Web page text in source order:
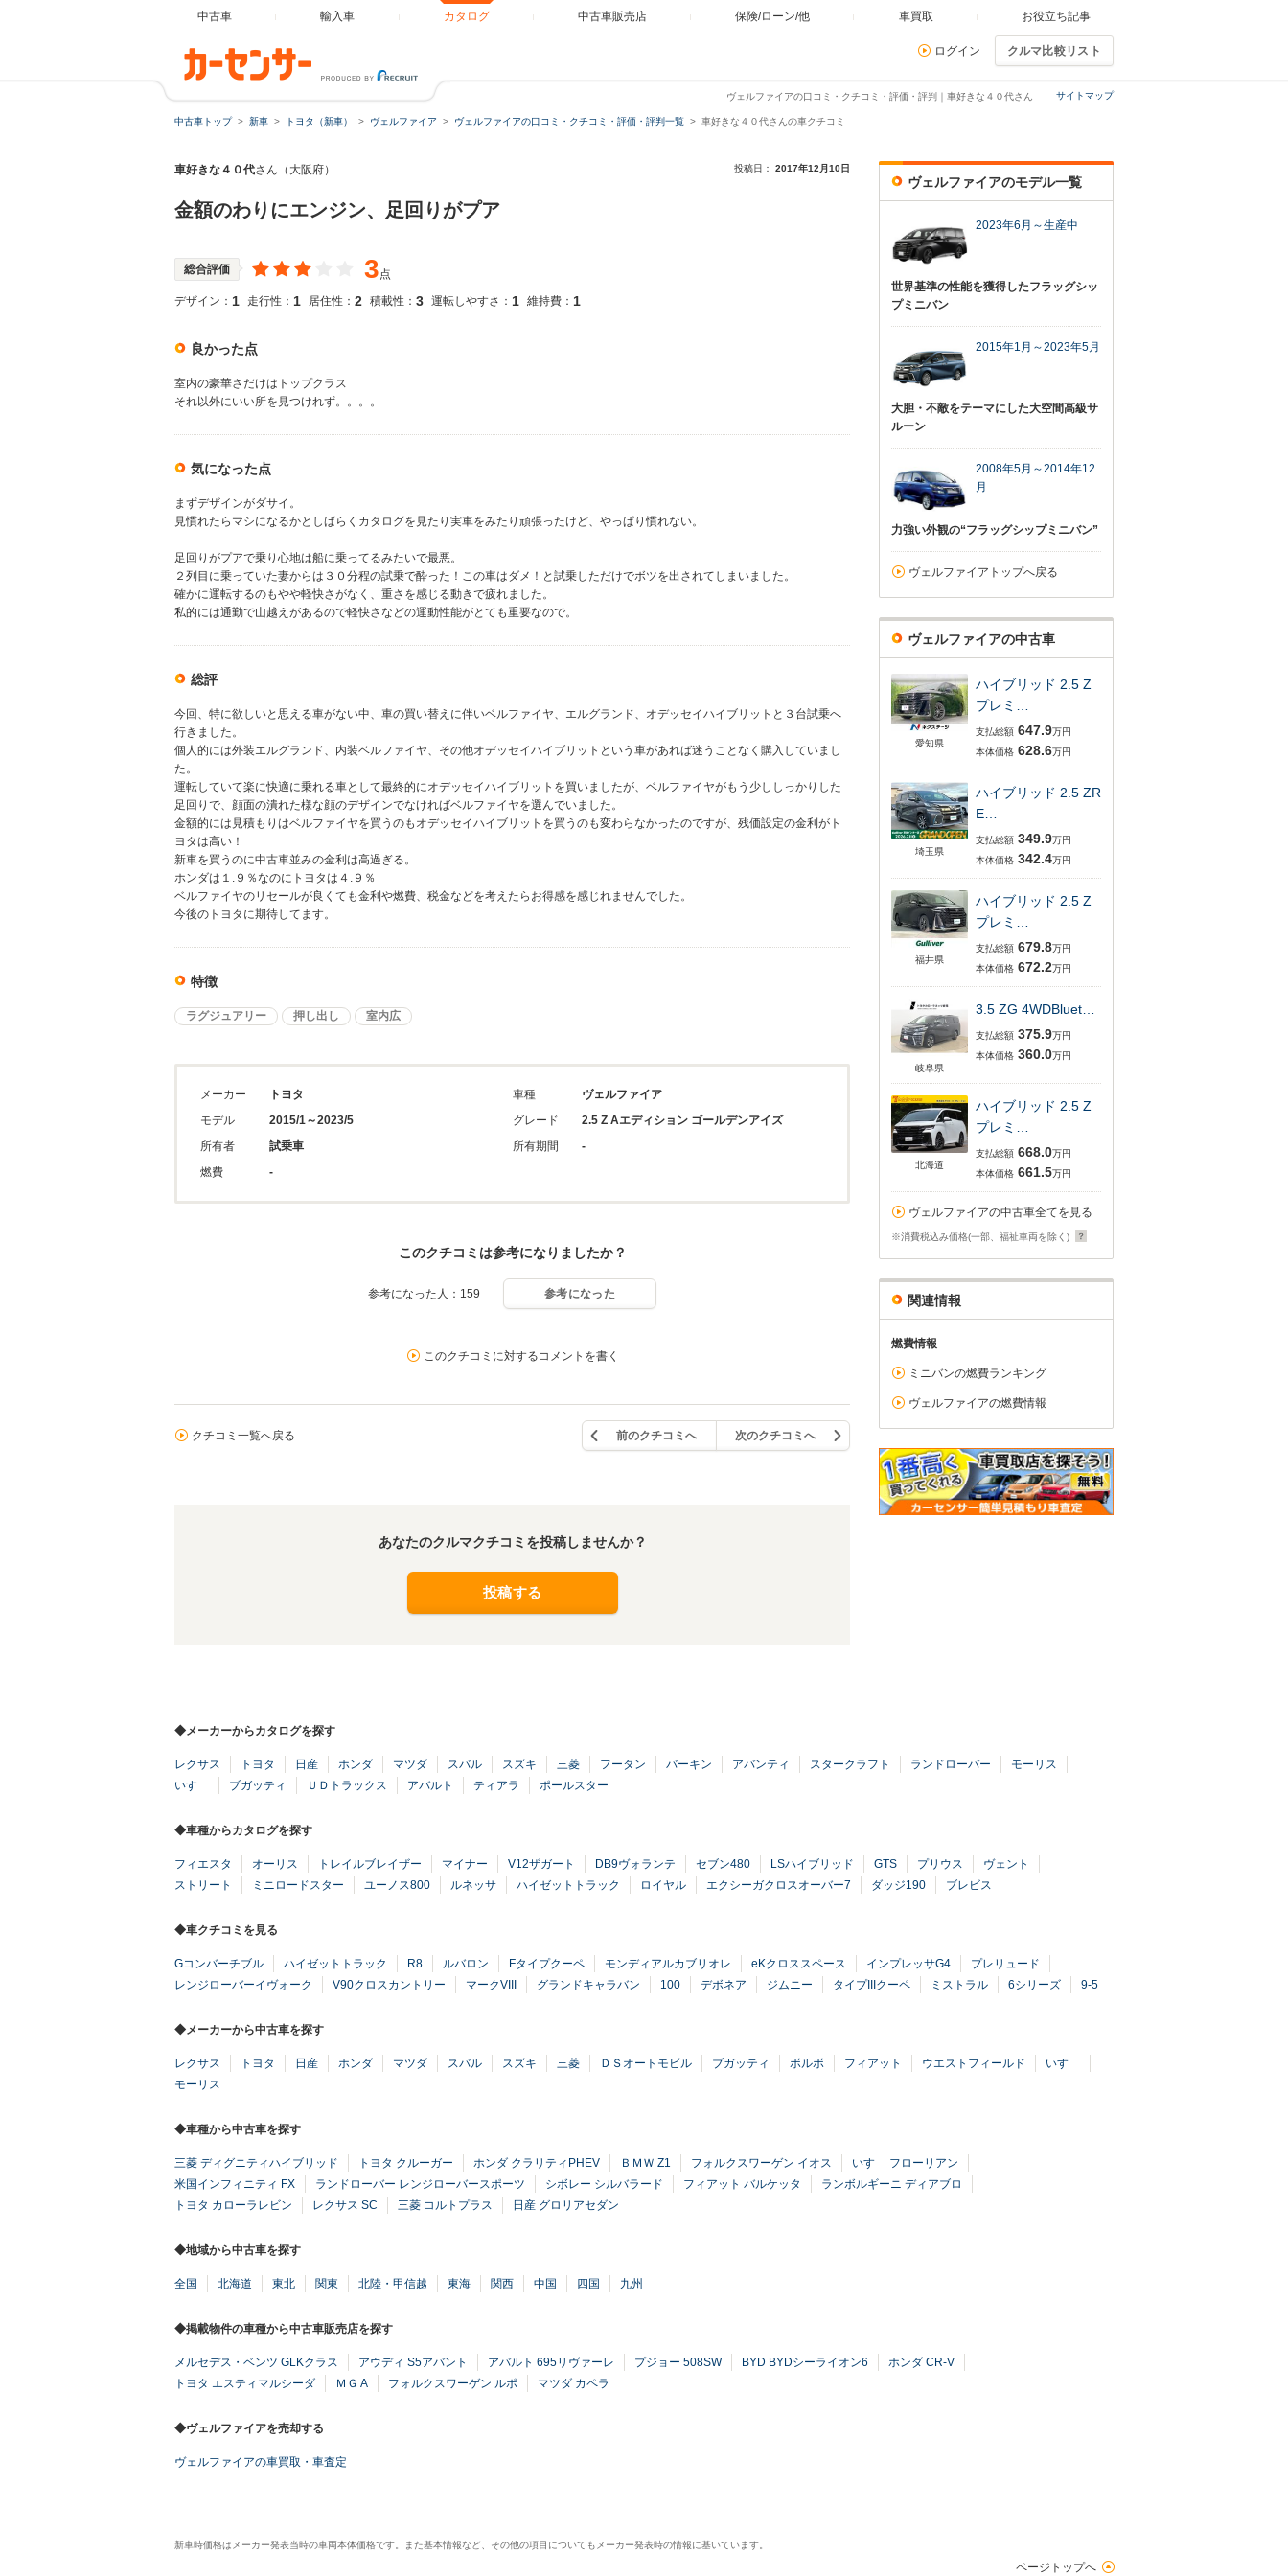
中古車 輸入車 カタログ 中古車販売店 保険/ローン/他 車買取 お役立ち記事
ログイン クルマ比較リスト
サイトマップ
ヴェルファイアの口コミ・クチコミ・評価・評判｜車好きな４０代さん
中古車トップ 新車 トヨタ（新車） ヴェルファイア ヴェルファイアの口コミ・クチコミ・評価・評判一覧 車好きな４０代さんの車クチコミ
車好きな４０代さん（大阪府） 投稿日： 2017年12月10日
金額のわりにエンジン、足回りがプア
総合評価 3点
デザイン： 1 走行性： 1 居住性： 2 積載性： 3 運転しやすさ： 1 維持費： 1
良かった点
室内の豪華さだけはトップクラス
それ以外にいい所を見つけれず。。。。
気になった点
まずデザインがダサイ。
見慣れたらマシになるかとしばらくカタログを見たり実車をみたり頑張ったけど、やっぱり慣れない。
足回りがプアで乗り心地は船に乗ってるみたいで最悪。
２列目に乗っていた妻からは３０分程の試乗で酔った！この車はダメ！と試乗しただけでボツを出されてしまいました。
確かに運転するのもやや軽快さがなく、重さを感じる動きで疲れました。
私的には通勤で山越えがあるので軽快さなどの運動性能がとても重要なので。
総評
今回、特に欲しいと思える車がない中、車の買い替えに伴いベルファイヤ、エルグランド、オデッセイハイブリットと３台試乗へ
行きました。
個人的には外装エルグランド、内装ベルファイヤ、その他オデッセイハイブリットという車があれば迷うことなく購入していまし
た。
運転していて楽に快適に乗れる車として最終的にオデッセイハイブリットを買いましたが、ベルファイヤがもう少ししっかりした
足回りで、顔面の潰れた様な顔のデザインでなければベルファイヤを選んでいました。
金額的には見積もりはベルファイヤを買うのもオデッセイハイブリットを買うのも変わらなかったのですが、残価設定の金利がト
ヨタは高い！
新車を買うのに中古車並みの金利は高過ぎる。
ホンダは１.９％なのにトヨタは４.９％
ベルファイヤのリセールが良くても金利や燃費、税金などを考えたらお得感を感じれませんでした。
今後のトヨタに期待してます。
特徴
ラグジュアリー 押し出し 室内広
メーカー
トヨタ
モデル
2015/1～2023/5
所有者
試乗車
燃費
-
車種
ヴェルファイア
グレード
2.5 Z Aエディション ゴールデンアイズ
所有期間
-
このクチコミは参考になりましたか？
参考になった人：159 参考になった
このクチコミに対するコメントを書く
クチコミ一覧へ戻る 前のクチコミへ 次のクチコミへ
あなたのクルマクチコミを投稿しませんか？
投稿する
ヴェルファイアのモデル一覧
2023年6月～生産中
世界基準の性能を獲得したフラッグシッ
プミニバン
2015年1月～2023年5月
大胆・不敵をテーマにした大空間高級サ
ルーン
2008年5月～2014年12
月
力強い外観の“フラッグシップミニバン”
ヴェルファイアトップへ戻る
ヴェルファイアの中古車
愛知県
ハイブリッド 2.5 Z
プレミ…
支払総額 647.9万円
本体価格 628.6万円
埼玉県
ハイブリッド 2.5 ZR
E…
支払総額 349.9万円
本体価格 342.4万円
福井県
ハイブリッド 2.5 Z
プレミ…
支払総額 679.8万円
本体価格 672.2万円
岐阜県
3.5 ZG 4WDBluet…
支払総額 375.9万円
本体価格 360.0万円
北海道
ハイブリッド 2.5 Z
プレミ…
支払総額 668.0万円
本体価格 661.5万円
ヴェルファイアの中古車全てを見る
※消費税込み価格(一部、福祉車両を除く)
関連情報
燃費情報
ミニバンの燃費ランキング
ヴェルファイアの燃費情報
◆メーカーからカタログを探す
レクサス トヨタ 日産 ホンダ マツダ スバル スズキ 三菱 フータン バーキン アバンティ スタークラフト ランドローバー
モーリス
いすゞ
ブガッティ ＵＤトラックス アバルト ティアラ ポールスター
◆車種からカタログを探す
フィエスタ オーリス トレイルブレイザー マイナー V12ザガート DB9ヴォランテ セブン480 LSハイブリッド GTS プリウス
ヴェント
ストリート
ミニロードスター ユーノス800 ルネッサ ハイゼットトラック ロイヤル エクシーガクロスオーバー7 ダッジ190 ブレビス
◆車クチコミを見る
Gコンバーチブル ハイゼットトラック R8 ルバロン Fタイプクーペ モンディアルカブリオレ eKクロススペース インプレッサG4
プレリュード
レンジローバーイヴォーク
V90クロスカントリー マークVIII グランドキャラバン 100 デボネア ジムニー タイプIIIクーペ ミストラル 6シリーズ 9-5
◆メーカーから中古車を探す
レクサス トヨタ 日産 ホンダ マツダ スバル スズキ 三菱 ＤＳオートモビル ブガッティ ボルボ フィアット ウエストフィールド
いすゞ
モーリス
◆車種から中古車を探す
三菱 ディグニティハイブリッド トヨタ クルーガー ホンダ クラリティPHEV ＢＭＷ Z1 フォルクスワーゲン イオス
いすゞ フローリアン
米国インフィニティ FX
ランドローバー レンジローバースポーツ シボレー シルバラード フィアット バルケッタ
ランボルギーニ ディアブロ
トヨタ カローラレビン
レクサス SC 三菱 コルトプラス 日産 グロリアセダン
◆地域から中古車を探す
全国 北海道 東北 関東 北陸・甲信越 東海 関西 中国 四国 九州
◆掲載物件の車種から中古車販売店を探す
メルセデス・ベンツ GLKクラス アウディ S5アバント アバルト 695リヴァーレ プジョー 508SW BYD BYDシーライオン6
ホンダ CR-V
トヨタ エスティマルシーダ
ＭＧ A フォルクスワーゲン ルポ マツダ カペラ
◆ヴェルファイアを売却する
ヴェルファイアの車買取・車査定
新車時価格はメーカー発表当時の車両本体価格です。また基本情報など、その他の項目についてもメーカー発表時の情報に基いています。
ページトップへ